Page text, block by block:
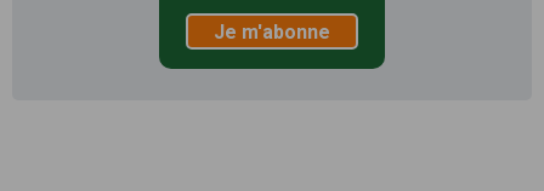
Je m'abonne